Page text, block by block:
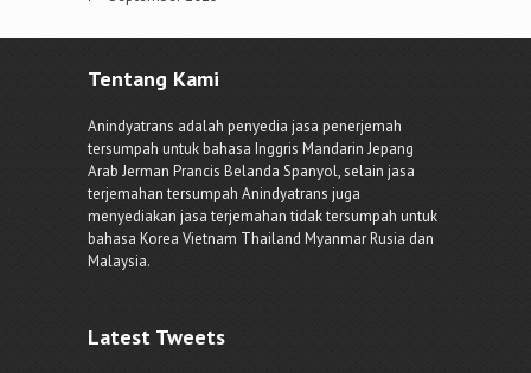
Tentang Kami
Anindyatrans adalah penyedia jasa penerjemah
tersumpah untuk bahasa Inggris Mandarin Jepang
Arab Jerman Prancis Belanda Spanyol, selain jasa
terjemahan tersumpah Anindyatrans juga
menyediakan jasa terjemahan tidak tersumpah untuk
bahasa Korea Vietnam Thailand Myanmar Rusia dan
Malaysia.
Latest Tweets